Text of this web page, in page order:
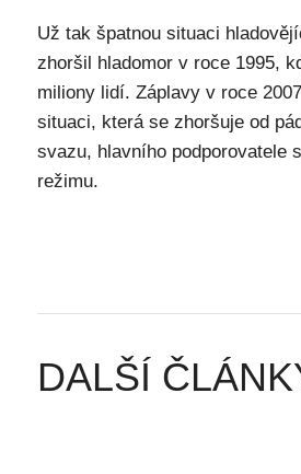
Už tak špatnou situaci
zhoršil hladomor v roce 1995,
miliony lidí. Záplavy v roce
situaci, která se zhoršuje od
svazu, hlavního podporovatele
režimu.
DALŠÍ